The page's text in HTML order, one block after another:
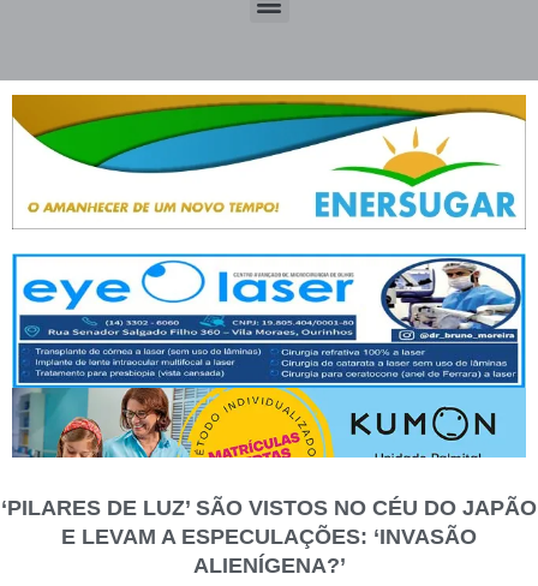
‘PILARES DE LUZ’ SÃO VISTOS NO CÉU DO JAPÃO
E LEVAM A ESPECULAÇÕES: ‘INVASÃO
ALIENÍGENA?’